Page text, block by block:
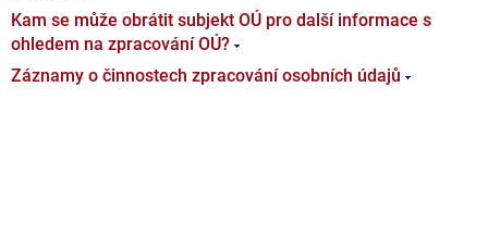
Kam se může obrátit subjekt OÚ pro další informace s
ohledem na zpracování OÚ?
Záznamy o činnostech zpracování osobních údajů